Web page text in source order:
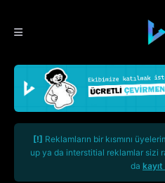
[!] Reklamların bir kısmını
up ya da interstitial reklamlar sizi
da